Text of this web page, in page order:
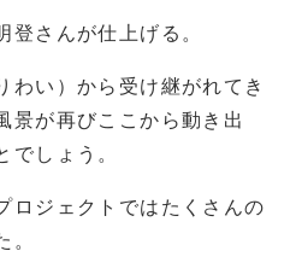
さんが仕上げる。
わい）から受け継がれてき
景が再びここから動き出
でしょう。
ロジェクトではたくさんの